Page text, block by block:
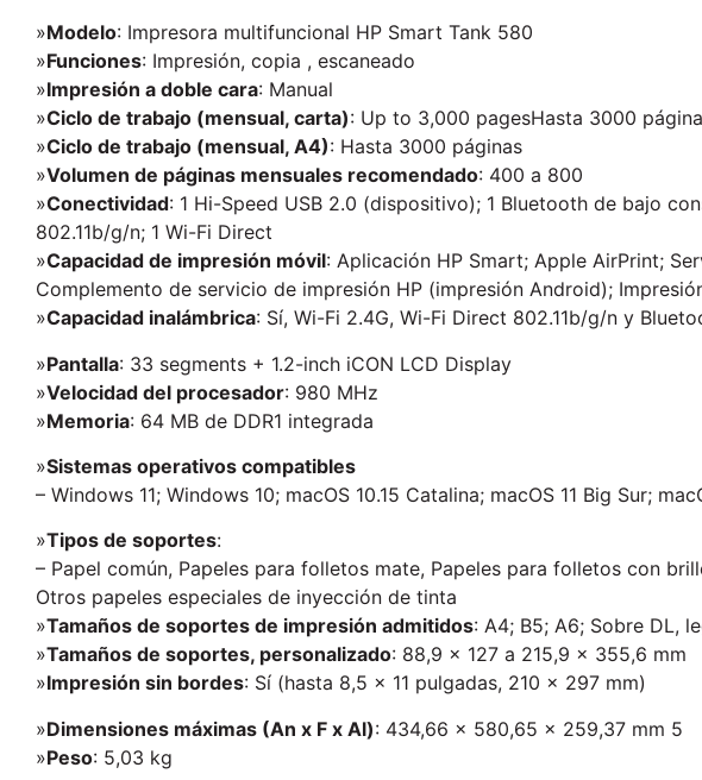
»Modelo: Impresora multifuncional HP Smart Tank 580
»Funciones: Impresión, copia , escaneado
»Impresión a doble cara: Manual
»Ciclo de trabajo (mensual, carta): Up to 3,000 pagesHasta 3000
»Ciclo de trabajo (mensual, A4): Hasta 3000 páginas
»Volumen de páginas mensuales recomendado: 400 a 800
»Conectividad: 1 Hi-Speed USB 2.0 (dispositivo); 1 Bluetooth de bajo
802.11b/g/n; 1 Wi-Fi Direct
»Capacidad de impresión móvil: Aplicación HP Smart; Apple AirPrint;
Complemento de servicio de impresión HP (impresión Android);
»Capacidad inalámbrica: Sí, Wi-Fi 2.4G, Wi-Fi Direct 802.11b/g/n y
»Pantalla: 33 segments + 1.2-inch iCON LCD Display
»Velocidad del procesador: 980 MHz
»Memoria: 64 MB de DDR1 integrada
»Sistemas operativos compatibles
– Windows 11; Windows 10; macOS 10.15 Catalina; macOS 11 Big Sur;
»Tipos de soportes:
– Papel común, Papeles para folletos mate, Papeles para folletos con
Otros papeles especiales de inyección de tinta
»Tamaños de soportes de impresión admitidos: A4; B5; A6; Sobre DL,
»Tamaños de soportes, personalizado: 88,9 x 127 a 215,9 x 355,6 mm
»Impresión sin bordes: Sí (hasta 8,5 x 11 pulgadas, 210 x 297 mm)
»Dimensiones máximas (An x F x Al): 434,66 x 580,65 x 259,37 mm 5
»Peso: 5,03 kg